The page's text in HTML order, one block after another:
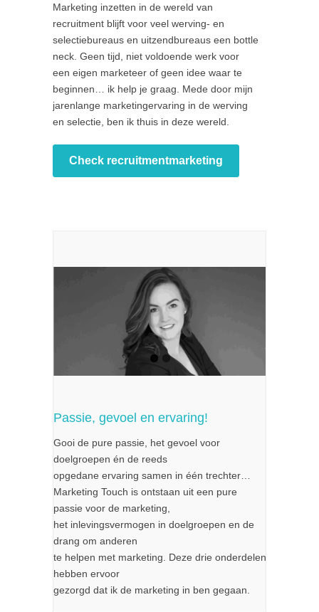
Marketing inzetten in de wereld van
recruitment blijft voor veel werving- en
selectiebureaus en uitzendbureaus een bottle
neck. Geen tijd, niet voldoende werk voor
een eigen marketeer of geen idee waar te
beginnen… ik help je graag. Mede door mijn
jarenlange marketingervaring in de werving
en selectie, ben ik thuis in deze wereld.
Check recruitmentmarketing
Passie, gevoel en ervaring!
Gooi de pure passie, het gevoel voor
doelgroepen én de reeds
opgedane ervaring samen in één trechter…
Marketing Touch is ontstaan uit een pure
passie voor de marketing,
het inlevingsvermogen in doelgroepen en de
drang om anderen
te helpen met marketing. Deze drie onderdelen
hebben ervoor
gezorgd dat ik de marketing in ben gegaan.